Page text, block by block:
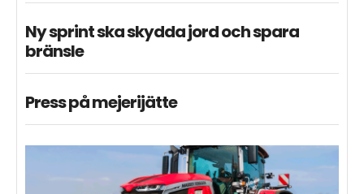
Ny sprint ska skydda jord och spara
bränsle
Press på mejerijätte